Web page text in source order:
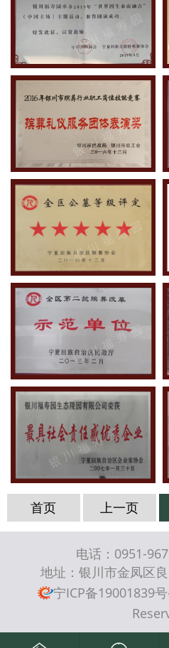
首页 上一页
电话：0951-
地址：银川市金凤区
宁ICP备19001839号